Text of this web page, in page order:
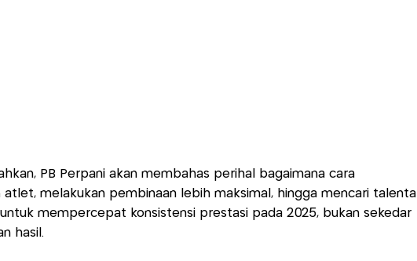
PB Perpani akan membahas perihal bagaimana cara
melakukan pembinaan lebih maksimal, hingga mencari talenta
untuk mempercepat konsistensi prestasi pada 2025, bukan sekedar
hasil.